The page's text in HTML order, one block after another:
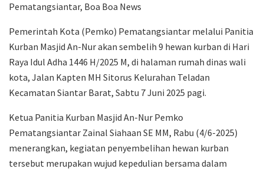
Pematangsiantar, Boa Boa News
Pemerintah Kota (Pemko) Pematangsiantar melalui Panitia
Kurban Masjid An-Nur akan sembelih 9 hewan kurban di Hari
Raya Idul Adha 1446 H/2025 M, di halaman rumah dinas wali
kota, Jalan Kapten MH Sitorus Kelurahan Teladan
Kecamatan Siantar Barat, Sabtu 7 Juni 2025 pagi.
Ketua Panitia Kurban Masjid An-Nur Pemko
Pematangsiantar Zainal Siahaan SE MM, Rabu (4/6-2025)
menerangkan, kegiatan penyembelihan hewan kurban
tersebut merupakan wujud kepedulian bersama dalam